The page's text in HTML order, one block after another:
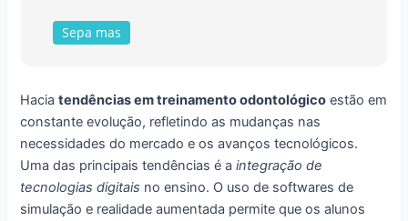
Sepa mas
Haciatendências em treinamento odontológico estão em
constante evolução, refletindo as mudanças nas
necessidades do mercado e os avanços tecnológicos.
Uma das principais tendências é aintegração de
tecnologias digitais no ensino. O uso de softwares de
simulação e realidade aumentada permite que os alunos